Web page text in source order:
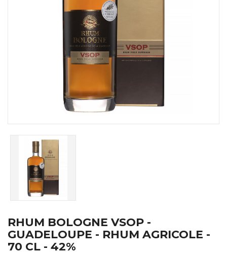
RHUM BOLOGNE VSOP -
GUADELOUPE - RHUM AGRICOLE -
70 CL - 42%